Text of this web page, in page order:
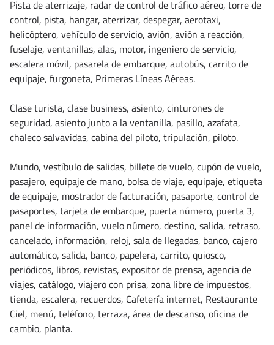
Pista de aterrizaje, radar de control de tráfico aéreo, torre de
control, pista, hangar, aterrizar, despegar, aerotaxi,
helicóptero, vehículo de servicio, avión, avión a reacción,
fuselaje, ventanillas, alas, motor, ingeniero de servicio,
escalera móvil, pasarela de embarque, autobús, carrito de
equipaje, furgoneta, Primeras Líneas Aéreas.
Clase turista, clase business, asiento, cinturones de
seguridad, asiento junto a la ventanilla, pasillo, azafata,
chaleco salvavidas, cabina del piloto, tripulación, piloto.
Mundo, vestíbulo de salidas, billete de vuelo, cupón de vuelo,
pasajero, equipaje de mano, bolsa de viaje, equipaje, etiqueta
de equipaje, mostrador de facturación, pasaporte, control de
pasaportes, tarjeta de embarque, puerta número, puerta 3,
panel de información, vuelo número, destino, salida, retraso,
cancelado, información, reloj, sala de llegadas, banco, cajero
automático, salida, banco, papelera, carrito, quiosco,
periódicos, libros, revistas, expositor de prensa, agencia de
viajes, catálogo, viajero con prisa, zona libre de impuestos,
tienda, escalera, recuerdos, Cafetería internet, Restaurante
Ciel, menú, teléfono, terraza, área de descanso, oficina de
cambio, planta.